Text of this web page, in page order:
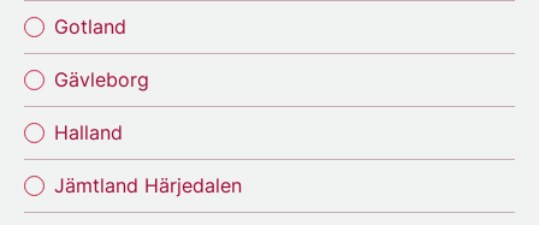
Gotland
Gävleborg
Halland
Jämtland Härjedalen